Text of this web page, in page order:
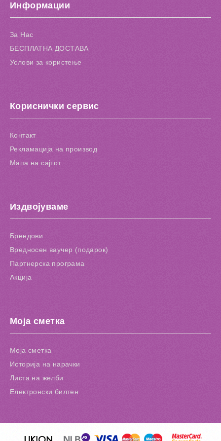
Информации
За Нас
БЕСПЛАТНА ДОСТАВА
Услови за користење
Кориснички сервис
Контакт
Рекламација на производ
Мапа на сајтот
Издвојуваме
Брендови
Вредносен ваучер (подарок)
Партнерска програма
Акција
Моја сметка
Моја сметка
Историја на нарачки
Листа на желби
Електронски билтен